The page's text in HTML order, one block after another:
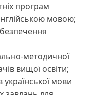
програм
мовою;
методичної
вищої освіти;
української мови